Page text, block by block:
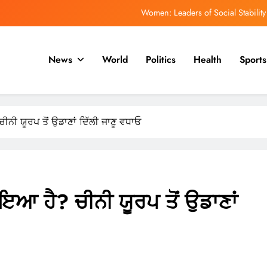
ਵਿੱਚ ਸਭ ਤੋਂ ਤੇਜ਼ੀ ਨਾਲ ਵੱਧ ਰਹੇ ਇਬੋਲਾ ਪ੍ਰਕੋਪ ਵਿੱਚ ਮਰਨ ਵਾਲਿਆਂ ਦੀ ਗਿਣਤੀ
of Education: Celebrating a Community’s Rising Academic Aspirations
ਵਿੱਚ ਸਭ ਤੋਂ ਤੇਜ਼ੀ ਨਾਲ ਵੱਧ ਰਹੇ ਇਬੋਲਾ ਪ੍ਰਕੋਪ ਵਿੱਚ ਮਰਨ ਵਾਲਿਆਂ ਦੀ ਗਿਣਤੀ
News World Politics Health Sports
ਯੂਰਪ ਤੋਂ ਉਡਾਣਾਂ ਦਿੱਲੀ ਜਾਣੂ ਵਧਾਓ
ਹੈ? ਚੀਨੀ ਯੂਰਪ ਤੋਂ ਉਡਾਣਾਂ